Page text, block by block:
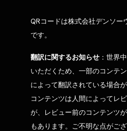
QRコードは株式会社デンソー
です。
翻訳に関するお知らせ ：世界
いただくため、一部のコンテ
によって翻訳されている場合
コンテンツは人間によってレ
が、レビュー前のコンテンツ
もあります。ご不明な点がご